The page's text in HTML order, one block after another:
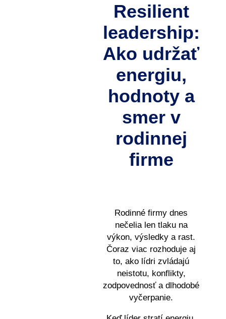
Resilient
leadership:
Ako udržať
energiu,
hodnoty a
smer v
rodinnej
firme
Rodinné firmy dnes
nečelia len tlaku na
výkon, výsledky a rast.
Čoraz viac rozhoduje aj
to, ako lídri zvládajú
neistotu, konflikty,
zodpovednosť a dlhodobé
vyčerpanie.